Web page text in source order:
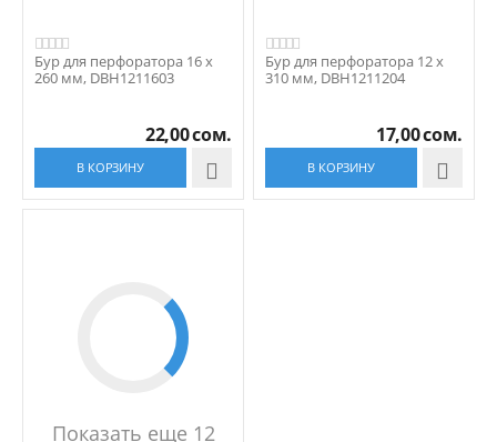
Бур для перфоратора 16 x
260 мм, DBH1211603
22,00сом.
В КОРЗИНУ 
Бур для перфоратора 12 x
310 мм, DBH1211204
17,00сом.
В КОРЗИНУ 
Показать еще 12